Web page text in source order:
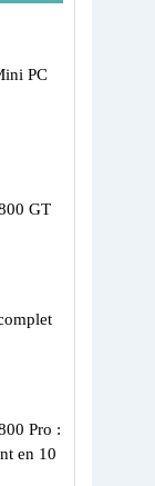
PC
GT
Pro :
en 10